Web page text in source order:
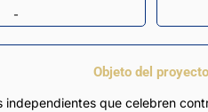
-
Objeto del proyecto
que celebren